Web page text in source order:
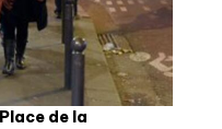
de la